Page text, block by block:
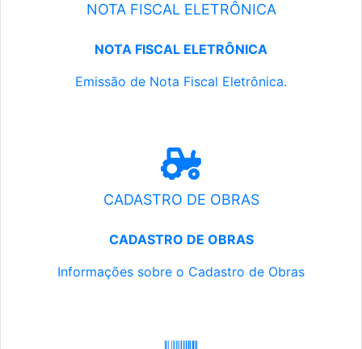
NOTA FISCAL ELETRÔNICA
NOTA FISCAL ELETRÔNICA
Emissão de Nota Fiscal Eletrônica.
CADASTRO DE OBRAS
CADASTRO DE OBRAS
Informações sobre o Cadastro de Obras